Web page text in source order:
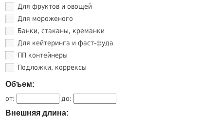
Для фруктов и овощей
Для мороженого
Банки, стаканы, креманки
Для кейтеринга и фаст-фуда
ПП контейнеры
Подложки, коррексы
Объем:
от: до:
Внешняя длина: